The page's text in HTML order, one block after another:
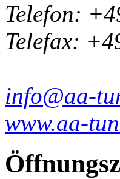
Telefon:
Telefax:
info@aa-
www.aa-